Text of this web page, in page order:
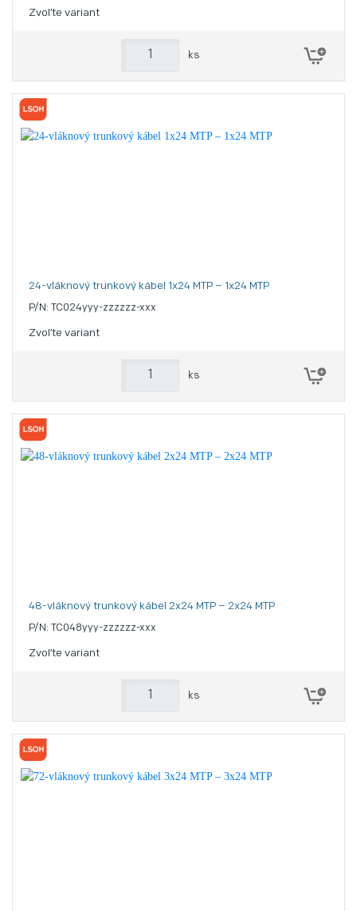
Zvoľte variant
ks
24-vláknový trunkový kábel 1x24 MTP – 1x24 MTP
P/N: TC024yyy-zzzzzz-xxx
Zvoľte variant
ks
48-vláknový trunkový kábel 2x24 MTP – 2x24 MTP
P/N: TC048yyy-zzzzzz-xxx
Zvoľte variant
ks